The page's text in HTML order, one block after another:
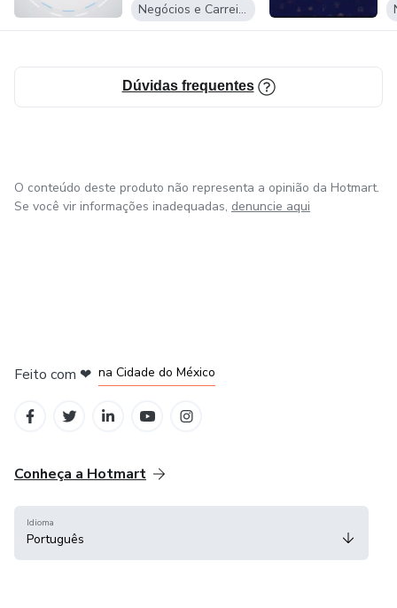
Educação Empreendedora.
Treinamento corporativo.
Negócios e Carreira
Dúvidas frequentes
O conteúdo deste produto não representa a opinião da Hotmart.
Se você vir informações inadequadas, denuncie aqui
Feito com ❤ na Cidade do México
Conheça a Hotmart
Idioma
Português